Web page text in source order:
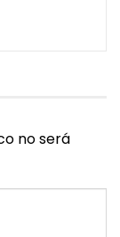
no será